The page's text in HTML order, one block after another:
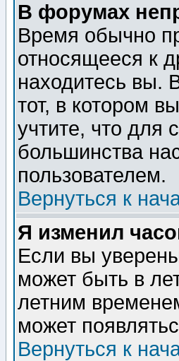
В форумах
Время обычно
относящееся к
находитесь вы.
тот, в котором
учтите, что для
большинства
пользователем.
Вернуться к
Я изменил
Если вы
может быть в
летним
может
Вернуться к